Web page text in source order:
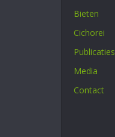
Bieten
Cichorei
Publicaties
Media
Contact